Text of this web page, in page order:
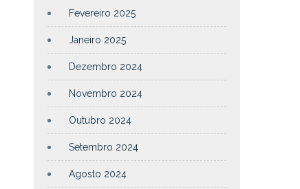
Fevereiro 2025
Janeiro 2025
Dezembro 2024
Novembro 2024
Outubro 2024
Setembro 2024
Agosto 2024